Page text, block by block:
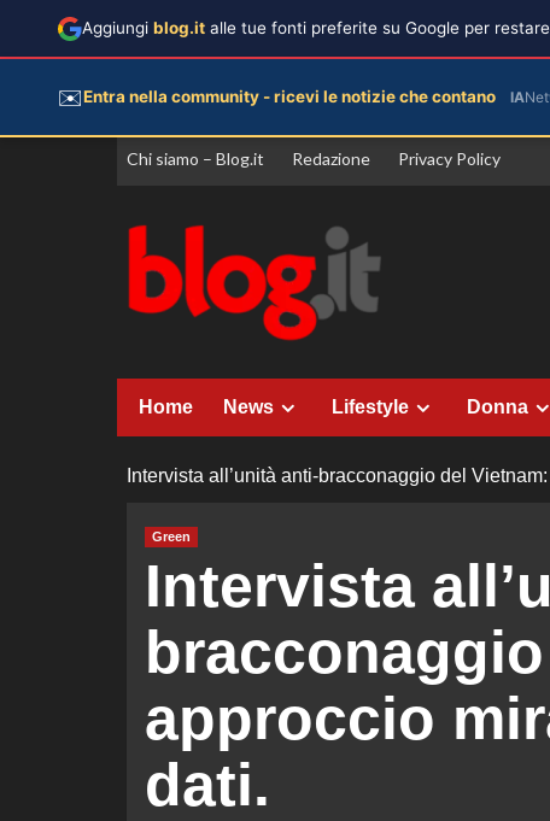
Vai
Chi siamo – Blog.it Redazione Privacy Policy
Home News Lifestyle Donna
Intervista all’unità anti-bracconaggio del
Green
Intervista
approccio
dati.
Aggiungi blog.it alle tue fonti preferite su Google per
✉️Entra nella community - ricevi le notizie che contano IA